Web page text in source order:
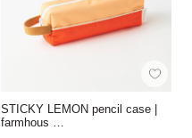
STICKY LEMON pencil case |
farmhous …